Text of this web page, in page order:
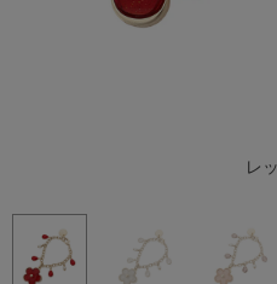
レ
ク
ピンク
ネイ